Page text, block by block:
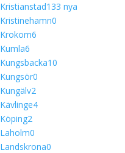
Kristianstad133 nya
Kristinehamn0
Krokom6
Kumla6
Kungsbacka10
Kungsör0
Kungälv2
Kävlinge4
Köping2
Laholm0
Landskrona0